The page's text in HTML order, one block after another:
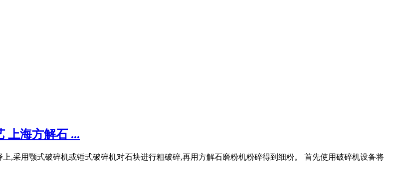
上海方解石 ...
,采用颚式破碎机或锤式破碎机对石块进行粗破碎,再用方解石磨粉机粉碎得到细粉。 首先使用破碎机设备将